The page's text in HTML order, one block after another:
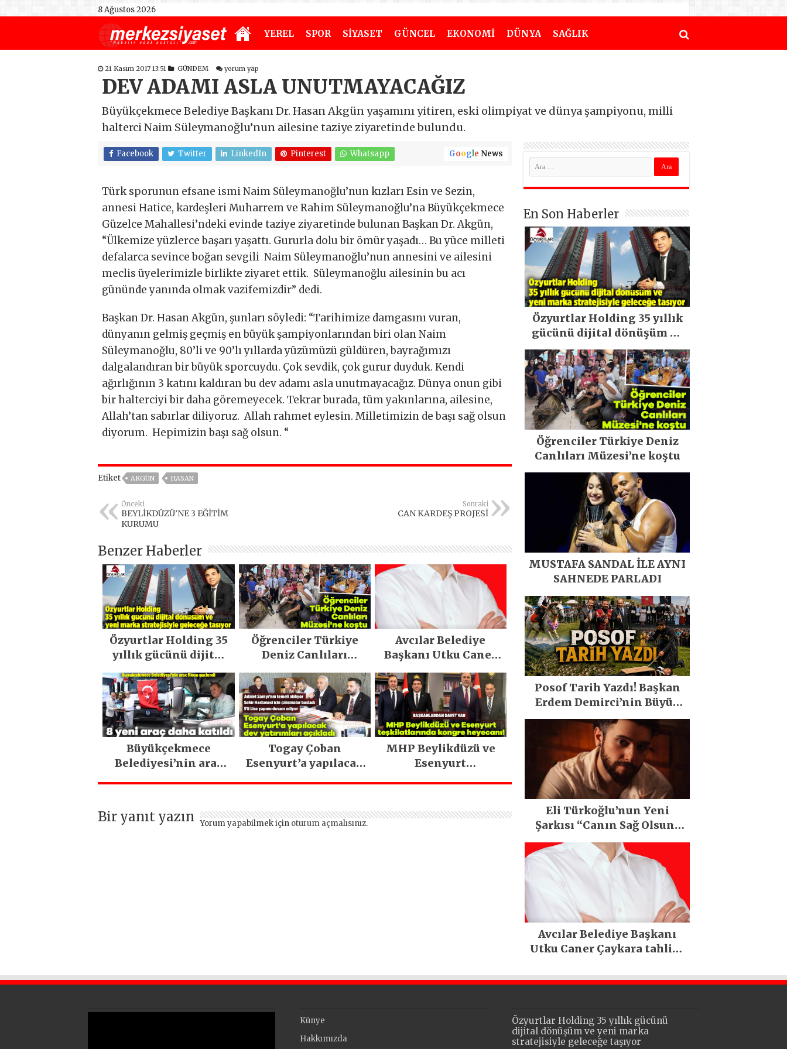
8 Ağustos 2026
YEREL SPOR SİYASET GÜNCEL EKONOMİ DÜNYA SAĞLIK
21 Kasım 2017 13:51 GÜNDEM yorum yap
DEV ADAMI ASLA UNUTMAYACAĞIZ
Büyükçekmece Belediye Başkanı Dr. Hasan Akgün yaşamını yitiren, eski olimpiyat ve dünya şampiyonu, milli
halterci Naim Süleymanoğlu’nun ailesine taziye ziyaretinde bulundu.
Facebook Twitter LinkedIn Pinterest Whatsapp Google News
Türk sporunun efsane ismi Naim Süleymanoğlu’nun kızları Esin ve Sezin,
annesi Hatice, kardeşleri Muharrem ve Rahim Süleymanoğlu’na Büyükçekmece
Güzelce Mahallesi’ndeki evinde taziye ziyaretinde bulunan Başkan Dr. Akgün,
“Ülkemize yüzlerce başarı yaşattı. Gururla dolu bir ömür yaşadı… Bu yüce milleti
defalarca sevince boğan sevgili Naim Süleymanoğlu’nun annesini ve ailesini
meclis üyelerimizle birlikte ziyaret ettik. Süleymanoğlu ailesinin bu acı
gününde yanında olmak vazifemizdir” dedi.
Başkan Dr. Hasan Akgün, şunları söyledi: “Tarihimize damgasını vuran,
dünyanın gelmiş geçmiş en büyük şampiyonlarından biri olan Naim
Süleymanoğlu, 80’li ve 90’lı yıllarda yüzümüzü güldüren, bayrağımızı
dalgalandıran bir büyük sporcuydu. Çok sevdik, çok gurur duyduk. Kendi
ağırlığının 3 katını kaldıran bu dev adamı asla unutmayacağız. Dünya onun gibi
bir halterciyi bir daha göremeyecek. Tekrar burada, tüm yakınlarına, ailesine,
Allah’tan sabırlar diliyoruz. Allah rahmet eylesin. Milletimizin de başı sağ olsun
diyorum. Hepimizin başı sağ olsun. “
Etiket AKGÜN HASAN
Önceki
BEYLİKDÜZÜ’NE 3 EĞİTİM
KURUMU
Sonraki
CAN KARDEŞ PROJESİ
Benzer Haberler
Özyurtlar Holding 35
yıllık gücünü dijital
marka stratejisiyle
geleceğe taşıyor
Öğrenciler Türkiye
Deniz Canlıları
Avcılar Belediye
Başkanı Utku Caner
Büyükçekmece
Belediyesi’nin araç
Togay Çoban
Esenyurt’a yapılacak
MHP Beylikdüzü ve
Esenyurt
Bir yanıt yazın Yorum yapabilmek için oturum açmalısınız.
En Son Haberler
Özyurtlar Holding 35 yıllık
gücünü dijital dönüşüm ve
yeni marka stratejisiyle
geleceğe taşıyor
Öğrenciler Türkiye Deniz
Canlıları Müzesi’ne koştu
MUSTAFA SANDAL İLE AYNI
SAHNEDE PARLADI
Posof Tarih Yazdı! Başkan
Erdem Demirci’nin Büyük
Emeğiyle Son Yılların En
Büyük Festivali Gerçekleşti
Eli Türkoğlu’nun Yeni
Şarkısı “Canın Sağ Olsun”
Büyük İlgi Gördü!..
Avcılar Belediye Başkanı
Utku Caner Çaykara tahliye
Künye
Hakkımızda
Özyurtlar Holding 35 yıllık gücünü
dijital dönüşüm ve yeni marka
stratejisiyle geleceğe taşıyor